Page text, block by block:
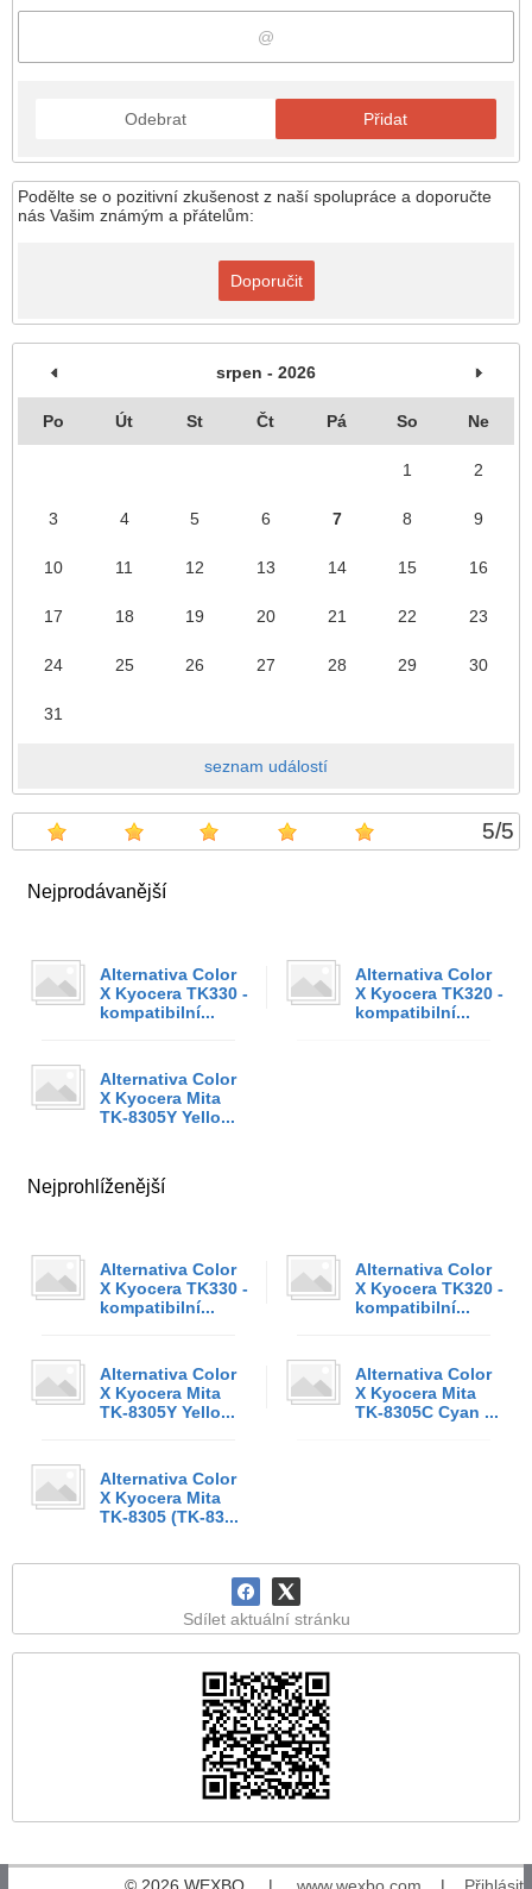
Odebrat Přidat
Podělte se o pozitivní zkušenost z naší spolupráce a doporučte
nás Vašim známým a přátelům:
Doporučit
srpen - 2026
Po Út St Čt Pá So Ne
1 2
3 4 5 6 7 8 9
10 11 12 13 14 15 16
17 18 19 20 21 22 23
24 25 26 27 28 29 30
31
seznam událostí
5/5
Nejprodávanější
Alternativa Color
X Kyocera TK330 -
kompatibilní...
Alternativa Color
X Kyocera TK320 -
kompatibilní...
Alternativa Color
X Kyocera Mita
TK-8305Y Yello...
Nejprohlíženější
Alternativa Color
X Kyocera TK330 -
kompatibilní...
Alternativa Color
X Kyocera TK320 -
kompatibilní...
Alternativa Color
X Kyocera Mita
TK-8305Y Yello...
Alternativa Color
X Kyocera Mita
TK-8305C Cyan ...
Alternativa Color
X Kyocera Mita
TK-8305 (TK-83...
Sdílet aktuální stránku